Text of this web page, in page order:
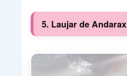
5. Laujar de Andarax